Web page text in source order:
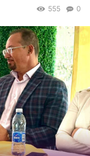
0
555